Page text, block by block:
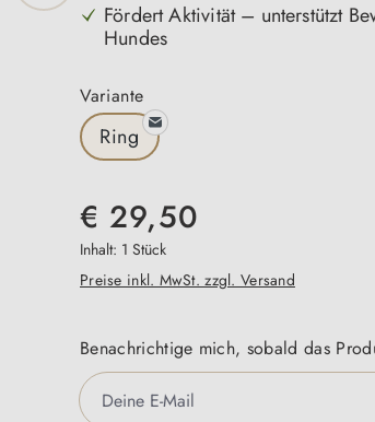
Fördert Aktivität – unterstützt
Hundes
Variante
Ring
€ 29,50
Inhalt: 1 Stück
Preise inkl. MwSt. zzgl. Versand
Benachrichtige mich, sobald das
Deine E-Mail